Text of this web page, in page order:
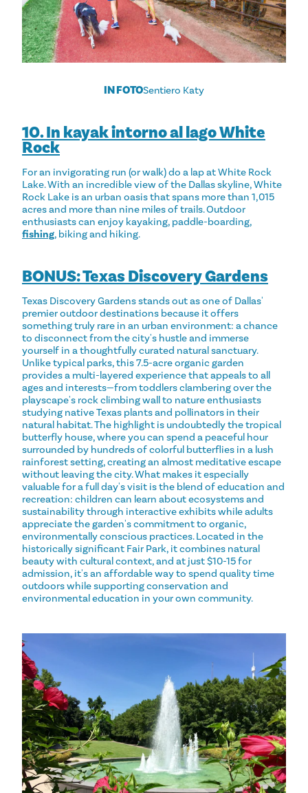
IN FOTOSentiero Katy
10. In kayak intorno al lago White
Rock
For an invigorating run (or walk) do a lap at White Rock
Lake. With an incredible view of the Dallas skyline, White
Rock Lake is an urban oasis that spans more than 1,015
acres and more than nine miles of trails. Outdoor
enthusiasts can enjoy kayaking, paddle-boarding,
fishing, biking and hiking.
BONUS: Texas Discovery Gardens
Texas Discovery Gardens stands out as one of Dallas'
premier outdoor destinations because it offers
something truly rare in an urban environment: a chance
to disconnect from the city's hustle and immerse
yourself in a thoughtfully curated natural sanctuary.
Unlike typical parks, this 7.5-acre organic garden
provides a multi-layered experience that appeals to all
ages and interests—from toddlers clambering over the
playscape's rock climbing wall to nature enthusiasts
studying native Texas plants and pollinators in their
natural habitat. The highlight is undoubtedly the tropical
butterfly house, where you can spend a peaceful hour
surrounded by hundreds of colorful butterflies in a lush
rainforest setting, creating an almost meditative escape
without leaving the city. What makes it especially
valuable for a full day's visit is the blend of education and
recreation: children can learn about ecosystems and
sustainability through interactive exhibits while adults
appreciate the garden's commitment to organic,
environmentally conscious practices. Located in the
historically significant Fair Park, it combines natural
beauty with cultural context, and at just $10-15 for
admission, it's an affordable way to spend quality time
outdoors while supporting conservation and
environmental education in your own community.